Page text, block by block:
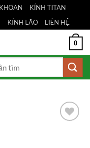
KÍNH TITAN
KÍNH LÃO LIÊN HỆ
0